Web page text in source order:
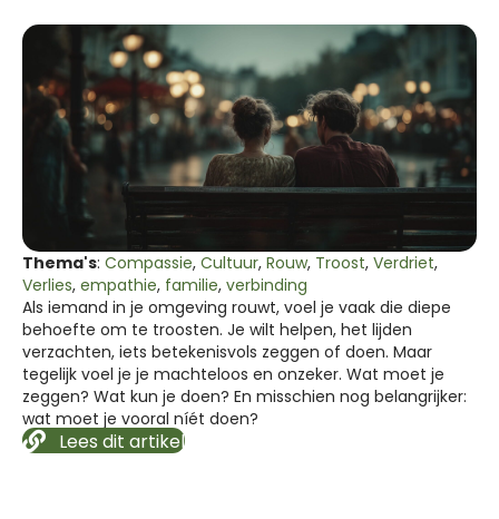
Thema's: Compassie, Cultuur, Rouw, Troost, Verdriet,
Verlies, empathie, familie, verbinding
Als iemand in je omgeving rouwt, voel je vaak die diepe
behoefte om te troosten. Je wilt helpen, het lijden
verzachten, iets betekenisvols zeggen of doen. Maar
tegelijk voel je je machteloos en onzeker. Wat moet je
zeggen? Wat kun je doen? En misschien nog belangrijker:
wat moet je vooral níét doen?
Lees dit artikel